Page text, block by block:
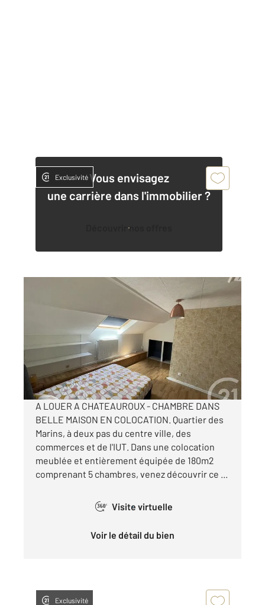
Vous envisagez
une carrière dans l'immobilier ?
Découvrir nos offres
Exclusivité
Appartement Chambre à louer
500 €
par mois charges comprises
A LOUER A CHATEAUROUX - CHAMBRE DANS
BELLE MAISON EN COLOCATION. Quartier des
Marins, à deux pas du centre ville, des
commerces et de l'IUT. Dans une colocation
meublée et entièrement équipée de 180m2
comprenant 5 chambres, venez découvrir ce ...
360° Visite virtuelle
Voir le détail du bien
Exclusivité